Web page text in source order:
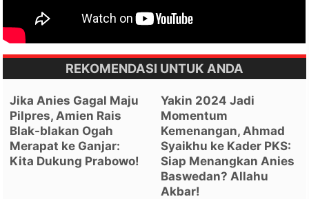
REKOMENDASI UNTUK ANDA
Jika Anies Gagal Maju
Pilpres, Amien Rais
Blak-blakan Ogah
Merapat ke Ganjar:
Kita Dukung Prabowo!
Yakin 2024 Jadi
Momentum
Kemenangan, Ahmad
Syaikhu ke Kader PKS:
Siap Menangkan Anies
Baswedan? Allahu
Akbar!